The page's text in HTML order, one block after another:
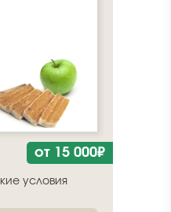
от 15 000₽
условия